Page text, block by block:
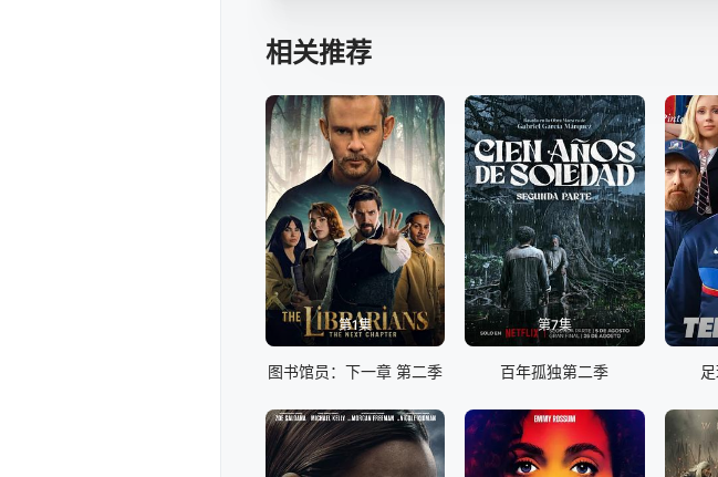
相关推荐
第1集
图书馆员：下一章 第二季
第7集
百年孤独第二季